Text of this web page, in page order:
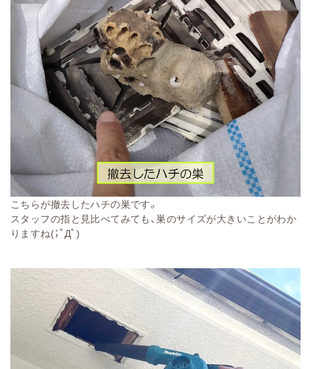
こちらが撤去したハチの巣です。
スタッフの指と見比べてみても、巣のサイズが大きいことがわか
りますね(；ﾟДﾟ)